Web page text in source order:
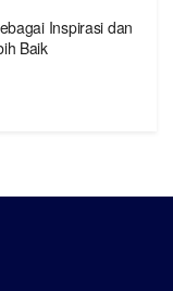
Inspirasi dan
Baik